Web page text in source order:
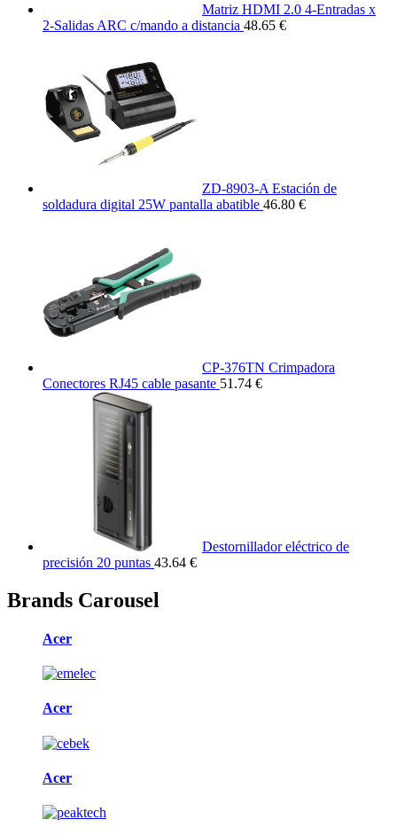
Matriz HDMI 2.0 4-Entradas x
2-Salidas ARC c/mando a distancia 48.65 €
ZD-8903-A Estación de
soldadura digital 25W pantalla abatible 46.80 €
CP-376TN Crimpadora
Conectores RJ45 cable pasante 51.74 €
Destornillador eléctrico de
precisión 20 puntas 43.64 €
Brands Carousel
Acer
Acer
Acer